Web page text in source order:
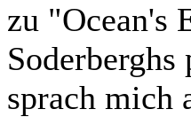
zu "Ocean's
sprach mich